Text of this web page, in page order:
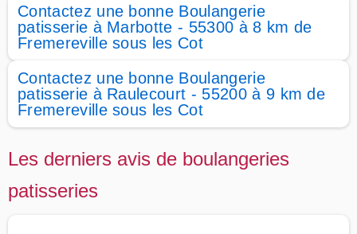
Contactez une bonne Boulangerie
patisserie à Marbotte - 55300 à 8 km de
Fremereville sous les Cot
Contactez une bonne Boulangerie
patisserie à Raulecourt - 55200 à 9 km de
Fremereville sous les Cot
Les derniers avis de boulangeries
patisseries